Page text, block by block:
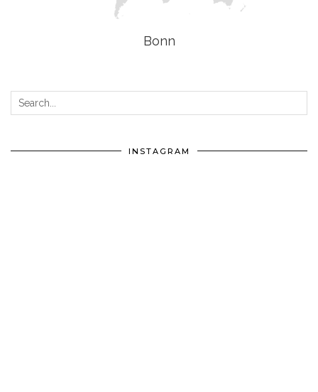
Bonn
INSTAGRAM